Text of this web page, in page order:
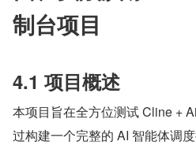
制台项目
4.1 项目概述
本项目旨在全方位测试 Cline +
过构建一个完整的 AI 智能体调